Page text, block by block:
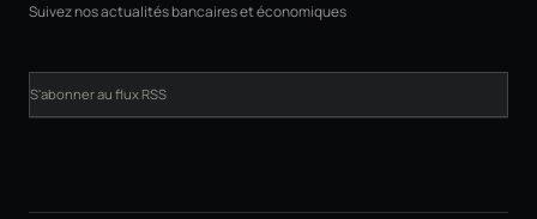
Suivez nos actualités bancaires et économiques
S'abonner au flux RSS